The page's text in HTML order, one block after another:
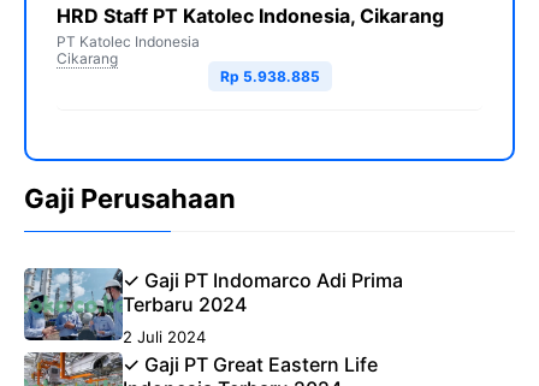
HRD Staff PT Katolec Indonesia, Cikarang
PT Katolec Indonesia
Cikarang
Rp 5.938.885
Gaji Perusahaan
✓ Gaji PT Indomarco Adi Prima
Terbaru 2024
2 Juli 2024
✓ Gaji PT Great Eastern Life